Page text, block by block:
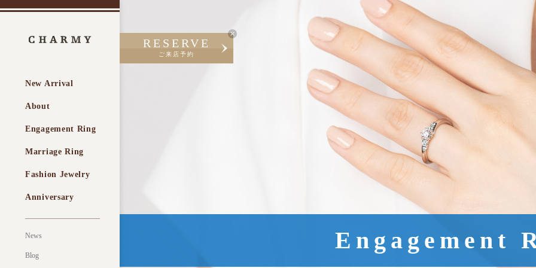
New Arrival
About
Engagement Ring
Marriage Ring
Fashion Jewelry
Anniversary
News
Blog
RESERVE
ご来店予約
Engagement